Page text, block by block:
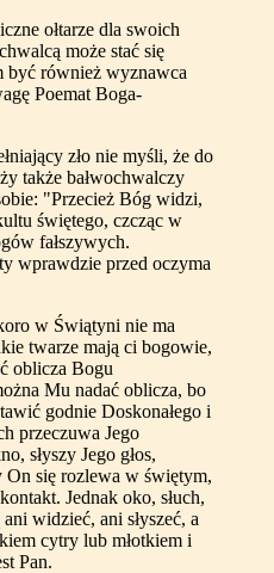
ołtarze dla swoich
może stać się
być również wyznawca
Poemat Boga-
zło nie myśli, że do
także bałwochwalczy
"Przecież Bóg widzi,
świętego, czcząc w
fałszywych.
wprawdzie przed oczyma
w Świątyni nie ma
twarze mają ci bogowie,
oblicza Bogu
Mu nadać oblicza, bo
godnie Doskonałego i
przeczuwa Jego
słyszy Jego głos,
On się rozlewa w świętym,
Jednak oko, słuch,
widzieć, ani słyszeć, a
cytry lub młotkiem i
Pan.